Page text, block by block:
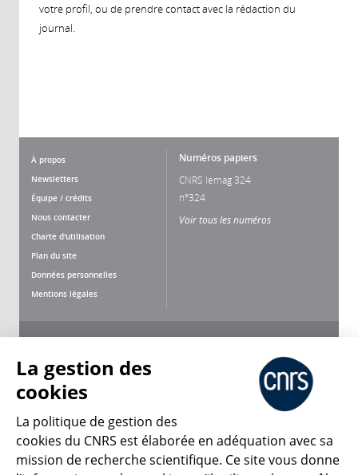
votre profil, ou de prendre contact avec la rédaction du
journal.
À propos
Newsletters
Équipe / crédits
Nous contacter
Charte d'utilisation
Plan du site
Données personnelles
Mentions légales
Numéros papiers
CNRS lemag 324
n°324
Voir tous les numéros
CNRS Le Mag
La gestion des
cookies
La politique de gestion des
cookies du CNRS est élaborée en adéquation avec sa
mission de recherche scientifique. Ce site vous donne